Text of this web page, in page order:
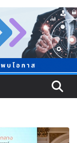
ะดับอุตสาหกรรมเซ
ไทยร่วมงาน
2026”
พร้อมรับมือวิกฤต
Ayudhya
ในงาน Hug
ยทัศน์การศึกษาที่